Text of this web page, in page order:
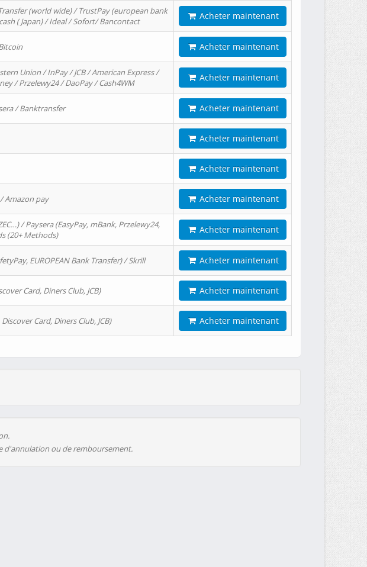
(world wide) / TrustPay (european bank
( Japan) / Ideal / Sofort/ Bancontact
Acheter maintenant
Acheter maintenant
Union / InPay / JCB / American Express /
/ Przelewy24 / DaoPay / Cash4WM
Acheter maintenant
/ Banktransfer Acheter maintenant
Acheter maintenant
Acheter maintenant
Amazon pay Acheter maintenant
/ Paysera (EasyPay, mBank, Przelewy24,
(20+ Methods)
Acheter maintenant
EUROPEAN Bank Transfer) / Skrill Acheter maintenant
Card, Diners Club, JCB) Acheter maintenant
Card, Diners Club, JCB) Acheter maintenant
d'annulation ou de remboursement.